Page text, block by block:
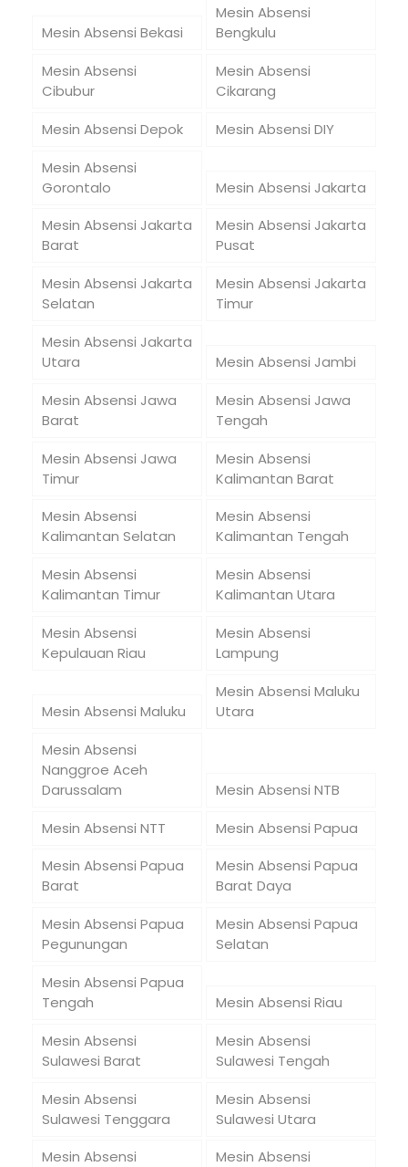
Mesin Absensi Bekasi
Mesin Absensi
Bengkulu
Mesin Absensi
Cibubur
Mesin Absensi
Cikarang
Mesin Absensi Depok
Mesin Absensi DIY
Mesin Absensi
Gorontalo
Mesin Absensi Jakarta
Mesin Absensi Jakarta
Barat
Mesin Absensi Jakarta
Pusat
Mesin Absensi Jakarta
Selatan
Mesin Absensi Jakarta
Timur
Mesin Absensi Jakarta
Utara
Mesin Absensi Jambi
Mesin Absensi Jawa
Barat
Mesin Absensi Jawa
Tengah
Mesin Absensi Jawa
Timur
Mesin Absensi
Kalimantan Barat
Mesin Absensi
Kalimantan Selatan
Mesin Absensi
Kalimantan Tengah
Mesin Absensi
Kalimantan Timur
Mesin Absensi
Kalimantan Utara
Mesin Absensi
Kepulauan Riau
Mesin Absensi
Lampung
Mesin Absensi Maluku
Mesin Absensi Maluku
Utara
Mesin Absensi
Nanggroe Aceh
Darussalam
Mesin Absensi NTB
Mesin Absensi NTT
Mesin Absensi Papua
Mesin Absensi Papua
Barat
Mesin Absensi Papua
Barat Daya
Mesin Absensi Papua
Pegunungan
Mesin Absensi Papua
Selatan
Mesin Absensi Papua
Tengah
Mesin Absensi Riau
Mesin Absensi
Sulawesi Barat
Mesin Absensi
Sulawesi Tengah
Mesin Absensi
Sulawesi Tenggara
Mesin Absensi
Sulawesi Utara
Mesin Absensi
Mesin Absensi